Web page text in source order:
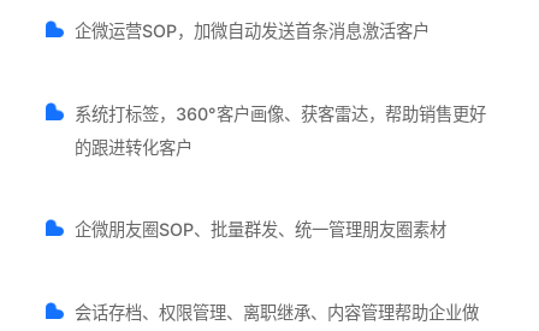
企微运营SOP，加微自动发送首条消息激活客户
系统打标签，360°客户画像、获客雷达，帮助销售更好
的跟进转化客户
企微朋友圈SOP、批量群发、统一管理朋友圈素材
会话存档、权限管理、离职继承、内容管理帮助企业做